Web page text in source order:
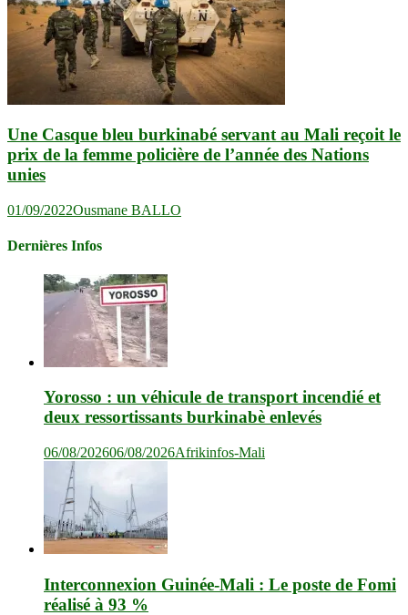
Une Casque bleu burkinabé servant au Mali reçoit le
prix de la femme policière de l’année des Nations
unies
01/09/2022Ousmane BALLO
Dernières Infos
Yorosso : un véhicule de transport incendié et
deux ressortissants burkinabè enlevés
06/08/202606/08/2026Afrikinfos-Mali
Interconnexion Guinée-Mali : Le poste de Fomi
réalisé à 93 %